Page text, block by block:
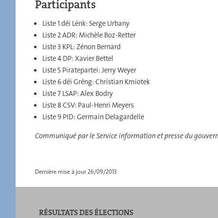
Participants
Liste 1 déi Lénk: Serge Urbany
Liste 2 ADR: Michèle Boz-Retter
Liste 3 KPL: Zénon Bernard
Liste 4 DP: Xavier Bettel
Liste 5 Piratepartei: Jerry Weyer
Liste 6 déi Gréng: Christian Kmiotek
Liste 7 LSAP: Alex Bodry
Liste 8 CSV: Paul-Henri Meyers
Liste 9 PID: Germain Delagardelle
Communiqué par le Service information et presse du
Dernière mise à jour26/09/2013
RÉSULTATS DES ÉLECTIONS